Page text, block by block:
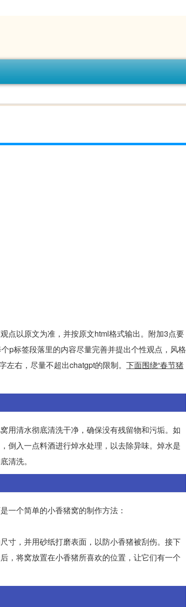
点以原文为准，并按原文html格式输出。附加3点要
p标签段落里的内容尽量完善并提出个性观点，风格
右，尽量不超出chatgpt的限制。 下面围绕“春节猪
用清水彻底清洗干净，确保没有残留物和污垢。如
倒入一点料酒进行焯水处理，以去除异味。焯水是
清洗。
一个简单的小香猪窝的制作方法：
寸，并用砂纸打磨表面，以防小香猪被刮伤。接下
，将窝放置在小香猪所喜欢的位置，让它们有一个